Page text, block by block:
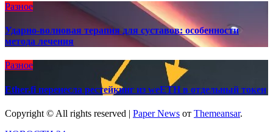
Разное
Ударно-волновая терапия для суставов: особенности
метода лечения
Разное
Ether.fi перенесла рестейкинг из weETH в отдельный токен
Copyright © All rights reserved | Paper News от Themeansar.